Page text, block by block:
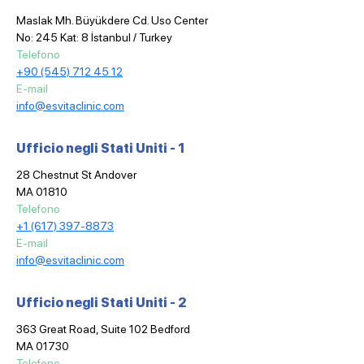
Maslak Mh. Büyükdere Cd. Uso Center
No: 245 Kat: 8 İstanbul / Turkey
Telefono
+90 (545) 712 45 12
E-mail
info@esvitaclinic.com
Ufficio negli Stati Uniti - 1
28 Chestnut St Andover
MA 01810
Telefono
+1 (617) 397-8873
E-mail
info@esvitaclinic.com
Ufficio negli Stati Uniti - 2
363 Great Road, Suite 102 Bedford
MA 01730